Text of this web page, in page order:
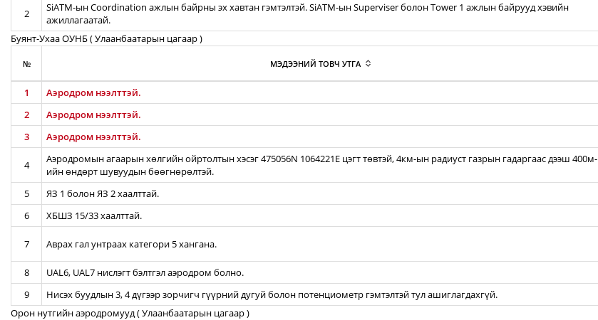
2
SiATM-ын Coordination ажлын байрны эх хавтан гэмтэлтэй. SiATM-ын Superviser болон Tower 1 ажлын байрууд хэвийн
ажиллагаатай.
Буянт-Ухаа ОУНБ ( Улаанбаатарын цагаар )
№ МЭДЭЭНИЙ ТОВЧ УТГА
1 Аэродром нээлттэй.
2
Аэродром нээлттэй.
3
Аэродром нээлттэй.
4
Аэродромын агаарын хөлгийн ойртолтын хэсэг 475056N 1064221E цэгт төвтэй, 4км-ын радиуст газрын гадаргаас дээш 400м-
ийн өндөрт шувуудын бөөгнөрөлтэй.
5 ЯЗ 1 болон ЯЗ 2 хаалттай.
6
ХБШЗ 15/33 хаалттай.
7 Аврах гал унтраах категори 5 хангана.
8 UAL6, UAL7 нислэгт бэлтгэл аэродром болно.
9
Нисэх буудлын 3, 4 дүгээр зорчигч гүүрний дугуй болон потенциометр гэмтэлтэй тул ашиглагдахгүй.
Орон нутгийн аэродромууд ( Улаанбаатарын цагаар )